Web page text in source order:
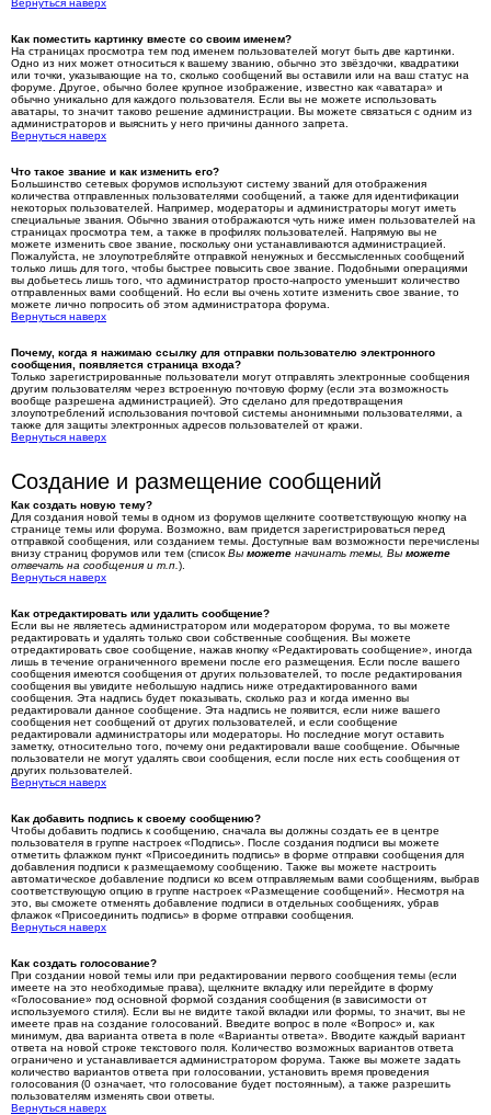
Вернуться наверх
Как поместить картинку вместе со своим именем?
На страницах просмотра тем под именем пользователей могут быть две картинки.
Одно из них может относиться к вашему званию, обычно это звёздочки, квадратики
или точки, указывающие на то, сколько сообщений вы оставили или на ваш статус на
форуме. Другое, обычно более крупное изображение, известно как «аватара» и
обычно уникально для каждого пользователя. Если вы не можете использовать
аватары, то значит таково решение администрации. Вы можете связаться с одним из
администраторов и выяснить у него причины данного запрета.
Вернуться наверх
Что такое звание и как изменить его?
Большинство сетевых форумов используют систему званий для отображения
количества отправленных пользователями сообщений, а также для идентификации
некоторых пользователей. Например, модераторы и администраторы могут иметь
специальные звания. Обычно звания отображаются чуть ниже имен пользователей на
страницах просмотра тем, а также в профилях пользователей. Напрямую вы не
можете изменить свое звание, поскольку они устанавливаются администрацией.
Пожалуйста, не злоупотребляйте отправкой ненужных и бессмысленных сообщений
только лишь для того, чтобы быстрее повысить свое звание. Подобными операциями
вы добьетесь лишь того, что администратор просто-напросто уменьшит количество
отправленных вами сообщений. Но если вы очень хотите изменить свое звание, то
можете лично попросить об этом администратора форума.
Вернуться наверх
Почему, когда я нажимаю ссылку для отправки пользователю электронного
сообщения, появляется страница входа?
Только зарегистрированные пользователи могут отправлять электронные сообщения
другим пользователям через встроенную почтовую форму (если эта возможность
вообще разрешена администрацией). Это сделано для предотвращения
злоупотреблений использования почтовой системы анонимными пользователями, а
также для защиты электронных адресов пользователей от кражи.
Вернуться наверх
Создание и размещение сообщений
Как создать новую тему?
Для создания новой темы в одном из форумов щелкните соответствующую кнопку на
странице темы или форума. Возможно, вам придется зарегистрироваться перед
отправкой сообщения, или созданием темы. Доступные вам возможности перечислены
внизу страниц форумов или тем (список Вы можете начинать темы, Вы можете
отвечать на сообщения и т.п. ).
Вернуться наверх
Как отредактировать или удалить сообщение?
Если вы не являетесь администратором или модератором форума, то вы можете
редактировать и удалять только свои собственные сообщения. Вы можете
отредактировать свое сообщение, нажав кнопку «Редактировать сообщение», иногда
лишь в течение ограниченного времени после его размещения. Если после вашего
сообщения имеются сообщения от других пользователей, то после редактирования
сообщения вы увидите небольшую надпись ниже отредактированного вами
сообщения. Эта надпись будет показывать, сколько раз и когда именно вы
редактировали данное сообщение. Эта надпись не появится, если ниже вашего
сообщения нет сообщений от других пользователей, и если сообщение
редактировали администраторы или модераторы. Но последние могут оставить
заметку, относительно того, почему они редактировали ваше сообщение. Обычные
пользователи не могут удалять свои сообщения, если после них есть сообщения от
других пользователей.
Вернуться наверх
Как добавить подпись к своему сообщению?
Чтобы добавить подпись к сообщению, сначала вы должны создать ее в центре
пользователя в группе настроек «Подпись». После создания подписи вы можете
отметить флажком пункт «Присоединить подпись» в форме отправки сообщения для
добавления подписи к размещаемому сообщению. Также вы можете настроить
автоматическое добавление подписи ко всем отправляемым вами сообщениям, выбрав
соответствующую опцию в группе настроек «Размещение сообщений». Несмотря на
это, вы сможете отменять добавление подписи в отдельных сообщениях, убрав
флажок «Присоединить подпись» в форме отправки сообщения.
Вернуться наверх
Как создать голосование?
При создании новой темы или при редактировании первого сообщения темы (если
имеете на это необходимые права), щелкните вкладку или перейдите в форму
«Голосование» под основной формой создания сообщения (в зависимости от
используемого стиля). Если вы не видите такой вкладки или формы, то значит, вы не
имеете прав на создание голосований. Введите вопрос в поле «Вопрос» и, как
минимум, два варианта ответа в поле «Варианты ответа». Вводите каждый вариант
ответа на новой строке текстового поля. Количество возможных вариантов ответа
ограничено и устанавливается администратором форума. Также вы можете задать
количество вариантов ответа при голосовании, установить время проведения
голосования (0 означает, что голосование будет постоянным), а также разрешить
пользователям изменять свои ответы.
Вернуться наверх